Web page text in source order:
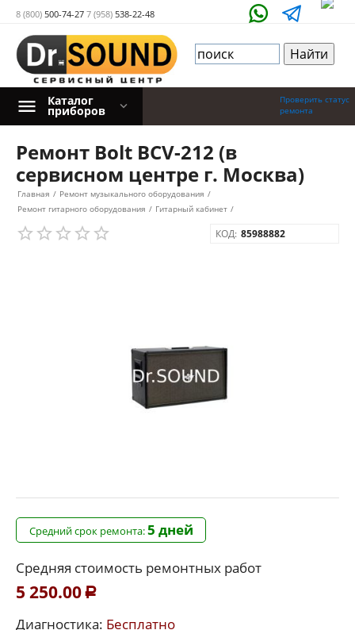
8 (800) 500-74-27 7 (958) 538-22-48
Проверить статус
ремонта
Каталог
приборов
Ремонт Bolt BCV-212 (в
сервисном центре г. Москва)
Главная / Ремонт музыкального оборудования /
Ремонт гитарного оборудования / Гитарный кабинет /
КОД: 85988882
Средний срок ремонта:5 дней
Средняя стоимость ремонтных работ
5 250.00 Р
Диагностика: Бесплатно